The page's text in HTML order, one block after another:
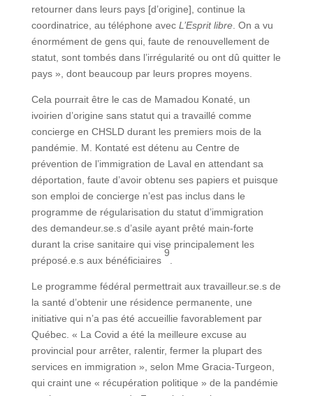
retourner dans leurs pays [d’origine], continue la
coordinatrice, au téléphone avec L’Esprit libre. On a vu
énormément de gens qui, faute de renouvellement de
statut, sont tombés dans l’irrégularité ou ont dû quitter le
pays », dont beaucoup par leurs propres moyens.
Cela pourrait être le cas de Mamadou Konaté, un
ivoirien d’origine sans statut qui a travaillé comme
concierge en CHSLD durant les premiers mois de la
pandémie. M. Kontaté est détenu au Centre de
prévention de l’immigration de Laval en attendant sa
déportation, faute d’avoir obtenu ses papiers et puisque
son emploi de concierge n’est pas inclus dans le
programme de régularisation du statut d’immigration
des demandeur.se.s d’asile ayant prêté main-forte
durant la crise sanitaire qui vise principalement les
préposé.e.s aux bénéficiaires
9
Le programme fédéral permettrait aux travailleur.se.s de
la santé d’obtenir une résidence permanente, une
initiative qui n’a pas été accueillie favorablement par
Québec. « La Covid a été la meilleure excuse au
provincial pour arrêter, ralentir, fermer la plupart des
services en immigration », selon Mme Gracia-Turgeon,
qui craint une « récupération politique » de la pandémie